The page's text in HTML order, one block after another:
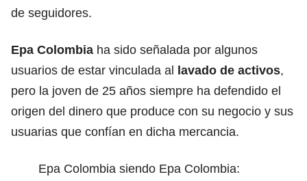
de seguidores.
Epa Colombia ha sido señalada por algunos
usuarios de estar vinculada al lavado de activos,
pero la joven de 25 años siempre ha defendido el
origen del dinero que produce con su negocio y sus
usuarias que confían en dicha mercancia.
Epa Colombia siendo Epa Colombia: